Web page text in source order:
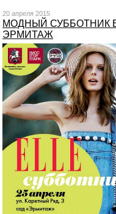
20 апреля 2015
МОДНЫЙ СУББОТНИК
ЭРМИТАЖ